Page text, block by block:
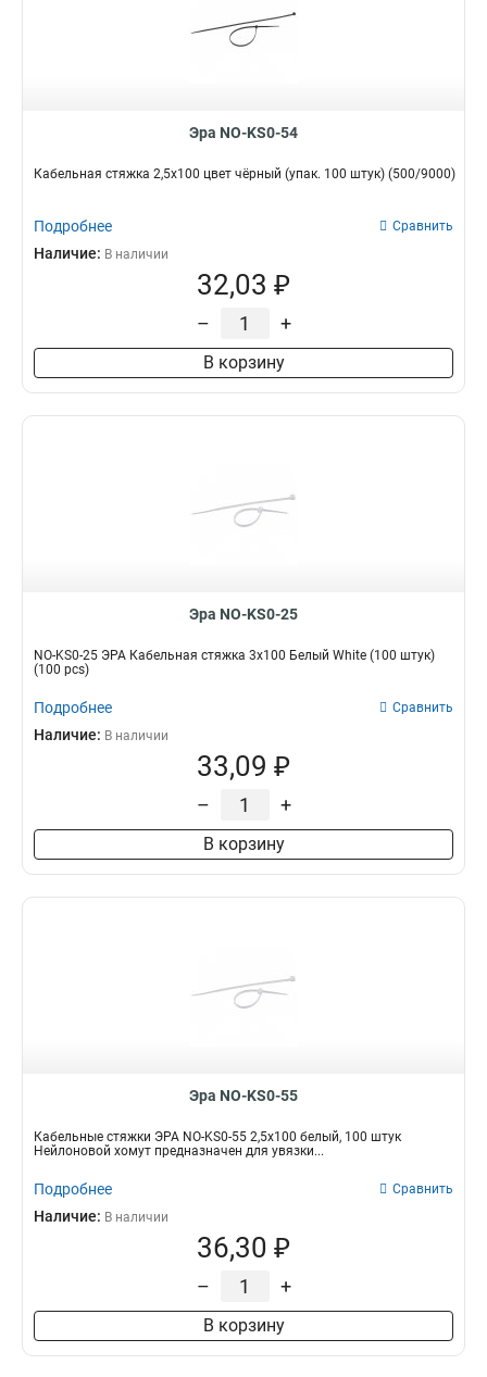
Эра NO-KS0-54
Кабельная стяжка 2,5х100 цвет чёрный (упак. 100 штук) (500/9000)
Подробнее Сравнить
Наличие: В наличии
32,03 ₽
– +
В корзину
Эра NO-KS0-25
NO-KS0-25 ЭРА Кабельная стяжка 3х100 Белый White (100 штук)
(100 pcs)
Подробнее Сравнить
Наличие: В наличии
33,09 ₽
– +
В корзину
Эра NO-KS0-55
Кабельные стяжки ЭРА NO-KS0-55 2,5х100 белый, 100 штук
Нейлоновой хомут предназначен для увязки...
Подробнее Сравнить
Наличие: В наличии
36,30 ₽
– +
В корзину